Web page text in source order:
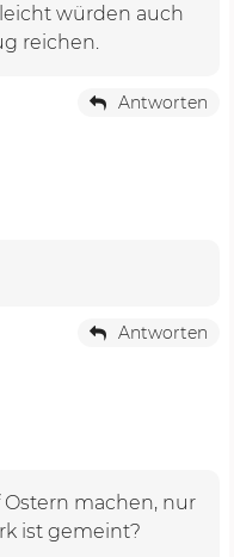
würden auch
reichen.
Antworten
Antworten
machen, nur
ist gemeint?